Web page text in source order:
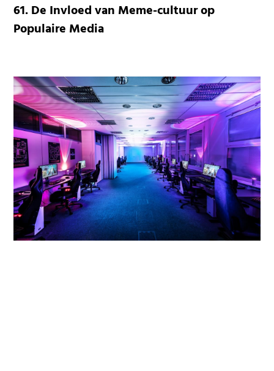
61. De Invloed van Meme-cultuur op
Populaire Media